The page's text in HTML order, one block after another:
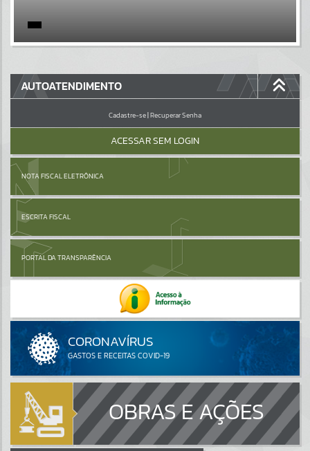
Por favor, aguarde...
GALERIAS
Por favor, aguarde...
AUTOATENDIMENTO
Cadastre-se|Recuperar Senha
ACESSAR SEM LOGIN
NOTA FISCAL ELETRÔNICA
ESCRITA FISCAL
PORTAL DA TRANSPARÊNCIA
OBRAS E AÇÕES